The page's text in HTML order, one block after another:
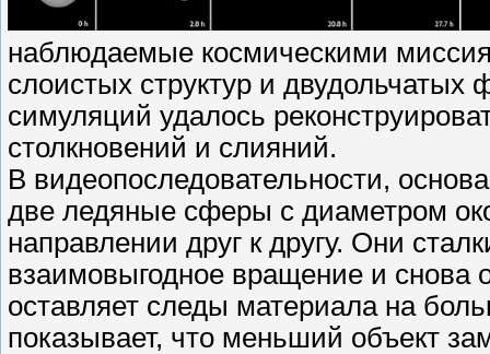
наблюдаемые космическими
слоистых структур и
симуляций удалось
столкновений и слияний.
В видеопоследовательности,
две ледяные сферы с диаметром
направлении друг к другу. Они
взаимовыгодное вращение и снова
оставляет следы материала на
показывает, что меньший объект